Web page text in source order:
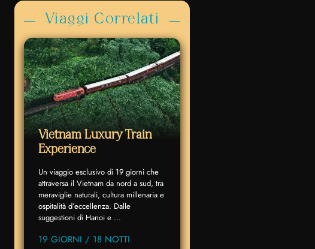
Viaggi Correlati
Vietnam Luxury Train
Experience
Un viaggio esclusivo di 19 giorni che
attraversa il Vietnam da nord a sud, tra
meraviglie naturali, cultura millenaria e
ospitalità d’eccellenza. Dalle
suggestioni di Hanoi e ...
19 GIORNI / 18 NOTTI